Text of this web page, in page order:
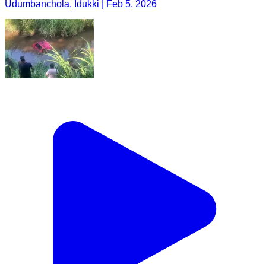
Udumbanchola, Idukki | Feb 5, 2026